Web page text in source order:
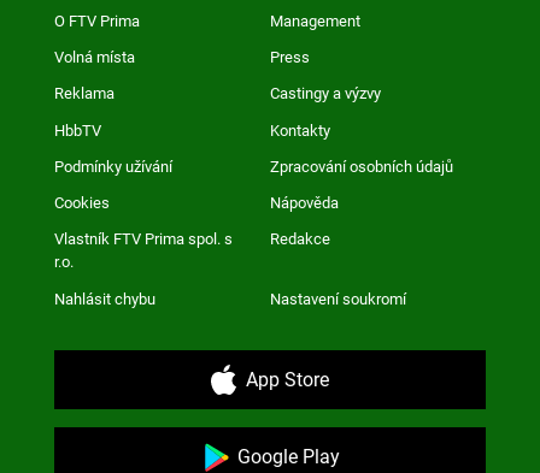
O FTV Prima Management
Volná místa Press
Reklama Castingy a výzvy
HbbTV Kontakty
Podmínky užívání Zpracování osobních údajů
Cookies Nápověda
Vlastník FTV Prima spol. s
r.o.
Redakce
Nahlásit chybu Nastavení soukromí
App Store
Google Play